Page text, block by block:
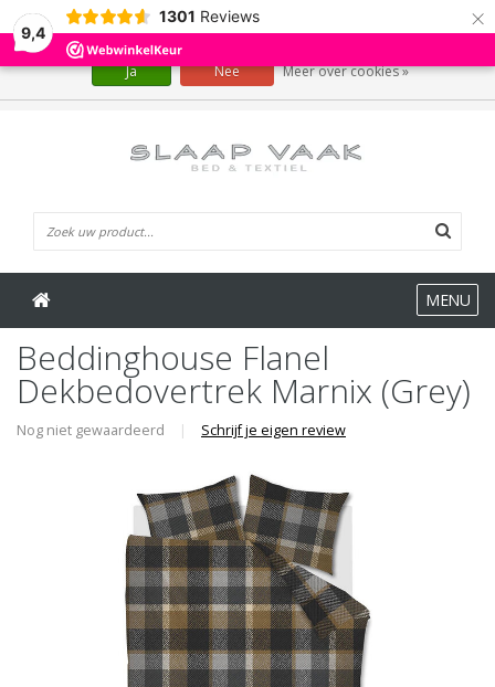
9,4
1301 Reviews ×
MENU
Beddinghouse Flanel
Dekbedovertrek Marnix (Grey)
Nog niet gewaardeerd | Schrijf je eigen review
Wij slaan cookies op om onze website te verbeteren. Is dat akkoord?
Ja Nee Meer over cookies »